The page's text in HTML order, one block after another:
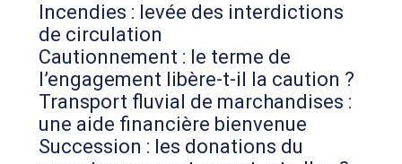
Incendies : levée des interdictions
de circulation
Cautionnement : le terme de
l’engagement libère-t-il la caution ?
Transport fluvial de marchandises :
une aide financière bienvenue
Succession : les donations du